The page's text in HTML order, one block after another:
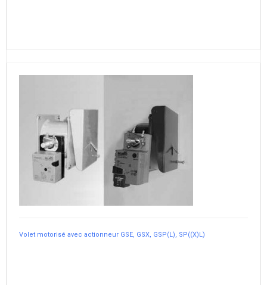
Volet motorisé avec actionneur GSE, GSX, GSP(L), SP((X)L)